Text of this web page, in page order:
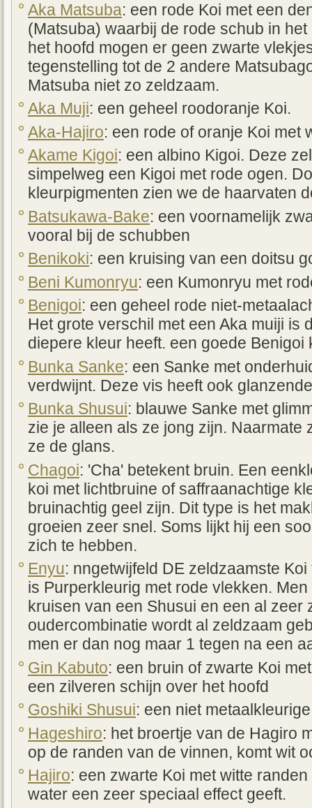
Aka Matsuba: een rode Koi met een
(Matsuba) waarbij de rode schub in
het hoofd mogen er geen zwarte
tegenstelling tot de 2 andere
Matsuba niet zo zeldzaam.
Aka Muji: een geheel roodoranje Koi.
Aka-Hajiro: een rode of oranje Koi met
Akame Kigoi: een albino Kigoi. Deze
simpelweg een Kigoi met rode ogen.
kleurpigmenten zien we de haarvaten
Batsukawa-Bake: een voornamelijk
vooral bij de schubben
Benikoki: een kruising van een doitsu
Beni Kumonryu: een Kumonryu met
Benigoi: een geheel rode niet-
Het grote verschil met een Aka muiji is
diepere kleur heeft. een goede Benigoi
Bunka Sanke: een Sanke met
verdwijnt. Deze vis heeft ook
Bunka Shusui: blauwe Sanke met
zie je alleen als ze jong zijn. Naarmate
ze de glans.
Chagoi: 'Cha' betekent bruin. Een
koi met lichtbruine of saffraanachtige
bruinachtig geel zijn. Dit type is het
groeien zeer snel. Soms lijkt hij een
zich te hebben.
Enyu: nngetwijfeld DE zeldzaamste
is Purperkleurig met rode vlekken.
kruisen van een Shusui en een al zeer
oudercombinatie wordt al zeldzaam
men er dan nog maar 1 tegen na een
Gin Kabuto: een bruin of zwarte Koi
een zilveren schijn over het hoofd
Goshiki Shusui: een niet
Hageshiro: het broertje van de Hagiro
op de randen van de vinnen, komt wit
Hajiro: een zwarte Koi met witte
water een zeer speciaal effect geeft.